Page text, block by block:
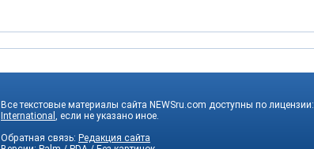
Все текстовые материалы сайта NEWSru.com доступны по лицензии:
International
, если не указано иное.
Обратная связь: Редакция сайта